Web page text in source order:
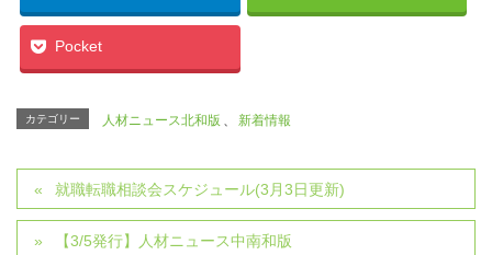
Pocket
カテゴリー 人材ニュース北和版 、 新着情報
就職転職相談会スケジュール(3月3日更新)
【3/5発行】人材ニュース中南和版